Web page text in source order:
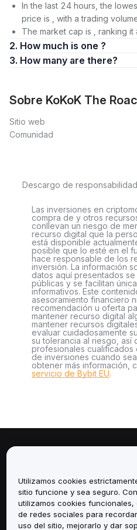
In the last 24 hours, the
price is , with a trading
The market cap is , ranking
2. How much is one ?
3. How many are there?
Sobre KoKoK The
Sitio web
Comunidad
Descargo de responsabilidad
Las inversiones en
compra de y otros
conllevan un riesgo de
recurso digital que la
está disponible
posible que lo esté en el
hace responsable de los
inversión. La información
datos aquí presentados
públicas y se facilitan
informativos. Este
asesoramiento financiero
recomendación u oferta
mantener recurso digital
mantener recursos
evaluar cuidadosamente
su tolerancia al riesgo, así
profesionales cualificados
de inversiones cuando
obtener más información,
servicio de Bybit EU.
Servicios
Soporte
Utilizamos cookies
sitio funcione y sea seguro.
utilizamos cookies
de redes sociales para
uso del sitio, mejorarlo y dar